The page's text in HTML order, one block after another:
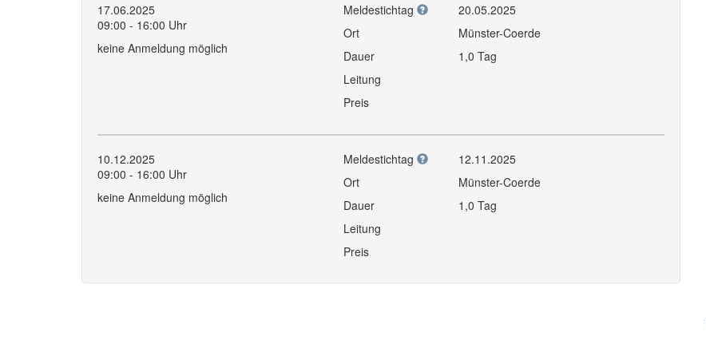
17.06.2025
09:00 - 16:00 Uhr
keine Anmeldung möglich
Meldestichtag
20.05.2025
Ort
Münster-Coerde
Dauer
1,0 Tag
Leitung
Preis
10.12.2025
09:00 - 16:00 Uhr
keine Anmeldung möglich
Meldestichtag
12.11.2025
Ort
Münster-Coerde
Dauer
1,0 Tag
Leitung
Preis